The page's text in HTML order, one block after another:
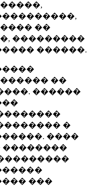
��
���������
������.
��
������
�
����
��������
���